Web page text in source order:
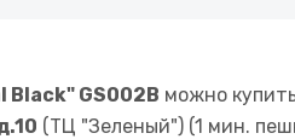
GS002B можно
(ТЦ "Зеленый") (1 мин.